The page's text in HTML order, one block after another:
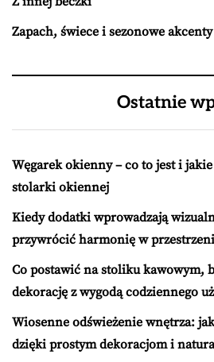
Zapach, świece i sezonowe akcenty
Ostatnie
Węgarek okienny – co to jest i
stolarki okiennej
Kiedy dodatki wprowadzają
przywrócić harmonię w przestrzeni
Co postawić na stoliku kawowym,
dekorację z wygodą codziennego
Wiosenne odświeżenie wnętrza:
dzięki prostym dekoracjom i